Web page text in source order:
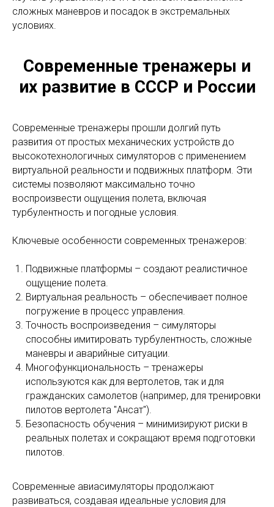
сложных маневров и посадок в экстремальных
условиях.
Современные тренажеры и
их развитие в СССР и России
Современные тренажеры прошли долгий путь
развития от простых механических устройств до
высокотехнологичных симуляторов с применением
виртуальной реальности и подвижных платформ. Эти
системы позволяют максимально точно
воспроизвести ощущения полета, включая
турбулентность и погодные условия.
Ключевые особенности современных тренажеров:
Подвижные платформы – создают реалистичное
ощущение полета.
Виртуальная реальность – обеспечивает полное
погружение в процесс управления.
Точность воспроизведения – симуляторы
способны имитировать турбулентность, сложные
маневры и аварийные ситуации.
Многофункциональность – тренажеры
используются как для вертолетов, так и для
гражданских самолетов (например, для тренировки
пилотов вертолета "Ансат").
Безопасность обучения – минимизируют риски в
реальных полетах и сокращают время подготовки
пилотов.
Современные авиасимуляторы продолжают
развиваться, создавая идеальные условия для